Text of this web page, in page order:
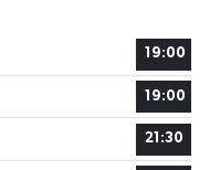
19:00
19:00
21:30